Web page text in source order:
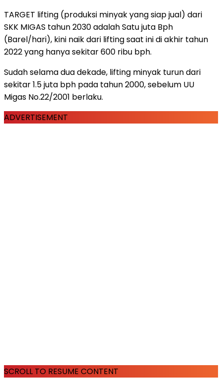
TARGET lifting (produksi minyak yang siap jual) dari
SKK MIGAS tahun 2030 adalah Satu juta Bph
(Barel/hari), kini naik dari lifting saat ini di akhir tahun
2022 yang hanya sekitar 600 ribu bph.
Sudah selama dua dekade, lifting minyak turun dari
sekitar 1.5 juta bph pada tahun 2000, sebelum UU
Migas No.22/2001 berlaku.
ADVERTISEMENT
SCROLL TO RESUME CONTENT